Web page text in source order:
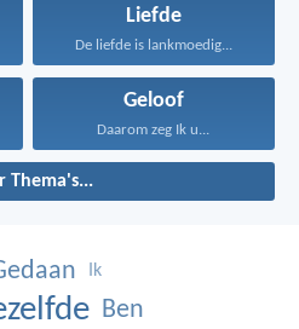
Liefde
De liefde is lankmoedig...
Geloof
Daarom zeg Ik u...
Thema's...
Ik
Ben